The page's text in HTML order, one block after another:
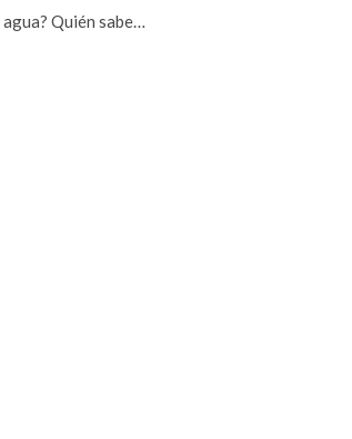
Quién sabe…